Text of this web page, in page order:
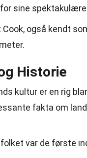
sine
Cook, også kendt
Historie
kultur er en rig
fakta om
var de første